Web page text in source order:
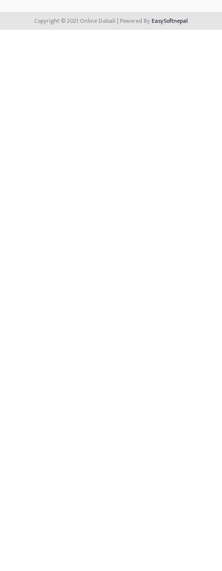
Copyright © 2021 Online Dabali | Powered ByEasySoftnepal